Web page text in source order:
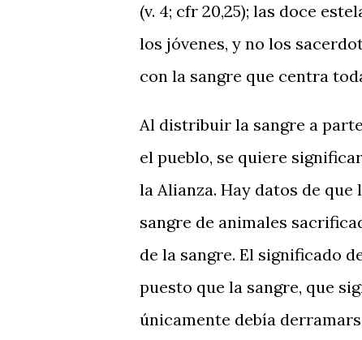
(v. 4; cfr 20,25); las doce
los jóvenes, y no los
con la sangre que centra
Al distribuir la sangre a
el pueblo, se quiere
la Alianza. Hay datos de
sangre de animales
de la sangre. El significado
puesto que la sangre, que
únicamente debía